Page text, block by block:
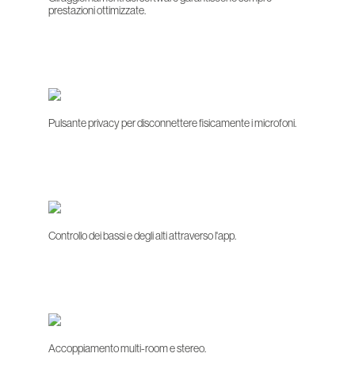
prestazioni ottimizzate.
Pulsante privacy per disconnettere fisicamente i microfoni.
Controllo dei bassi e degli alti attraverso l'app.
Accoppiamento multi-room e stereo.